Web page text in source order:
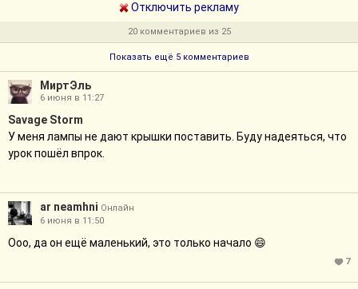
Отключить рекламу
20 комментариев из 25
Показать ещё 5 комментариев
МиртЭль
6 июня в 11:27
Savage Storm
У меня лампы не дают крышки поставить. Буду надеяться, что
урок пошёл впрок.
ar neamhni Онлайн
6 июня в 11:50
Ооо, да он ещё маленький, это только начало 😄
7